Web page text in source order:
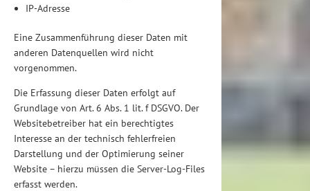
IP-Adresse
Eine Zusammenführung dieser Daten mit
anderen Datenquellen wird nicht
vorgenommen.
Die Erfassung dieser Daten erfolgt auf
Grundlage von Art. 6 Abs. 1 lit. f DSGVO. Der
Websitebetreiber hat ein berechtigtes
Interesse an der technisch fehlerfreien
Darstellung und der Optimierung seiner
Website – hierzu müssen die Server-Log-Files
erfasst werden.